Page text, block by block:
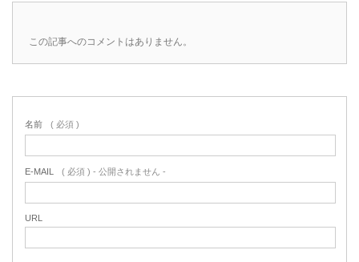
この記事へのコメントはありません。
名前 ( 必須 )
E-MAIL ( 必須 ) - 公開されません -
URL